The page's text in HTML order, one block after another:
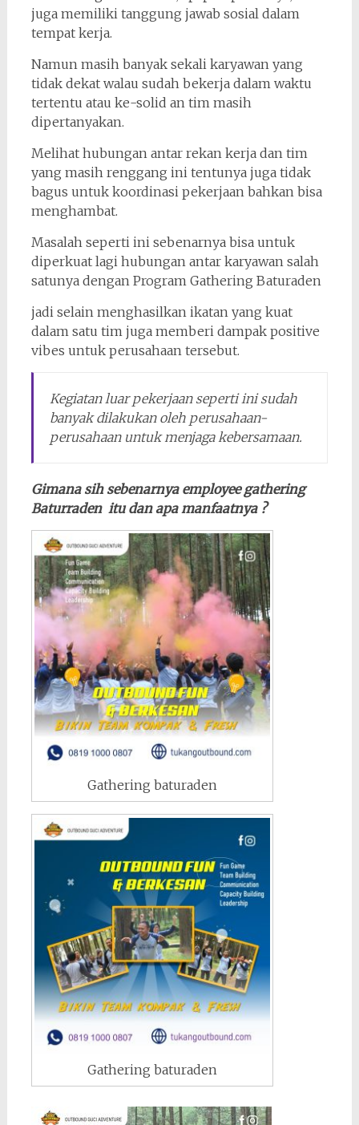
juga memiliki tanggung jawab sosial dalam
tempat kerja.
Namun masih banyak sekali karyawan yang
tidak dekat walau sudah bekerja dalam waktu
tertentu atau ke-solid an tim masih
dipertanyakan.
Melihat hubungan antar rekan kerja dan tim
yang masih renggang ini tentunya juga tidak
bagus untuk koordinasi pekerjaan bahkan bisa
menghambat.
Masalah seperti ini sebenarnya bisa untuk
diperkuat lagi hubungan antar karyawan salah
satunya dengan Program Gathering Baturaden
jadi selain menghasilkan ikatan yang kuat
dalam satu tim juga memberi dampak positive
vibes untuk perusahaan tersebut.
Kegiatan luar pekerjaan seperti ini sudah
banyak dilakukan oleh perusahaan-
perusahaan untuk menjaga kebersamaan.
Gimana sih sebenarnya employee gathering
Baturraden itu dan apa manfaatnya ?
Gathering baturaden
Gathering baturaden